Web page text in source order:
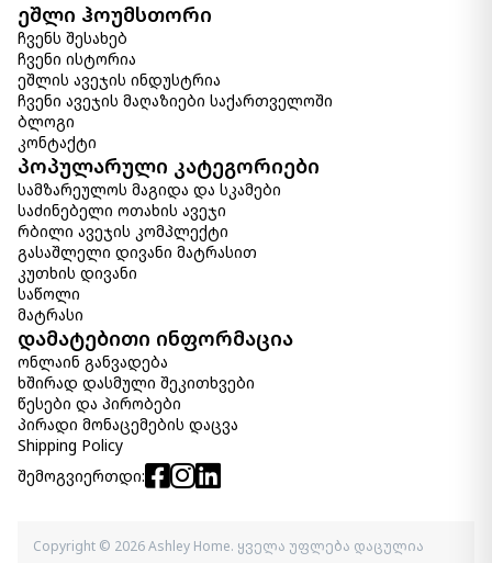
სურათი Winbrook
690.00 ₾
Item: A8000252
ფერი:
სურათი Breckin
ფერი: Blue/Gray/White
ეშლი ჰოუმსთორი
ჩვენს შესახებ
ჩვენი ისტორია
ეშლის ავეჯის ინდუსტრია
ჩვენი ავეჯის მაღაზიები საქართველოში
ბლოგი
კონტაქტი
პოპულარული კატეგორიები
სამზარეულოს მაგიდა და სკამები
საძინებელი ოთახის ავეჯი
რბილი ავეჯის კომპლექტი
გასაშლელი დივანი მატრასით
კუთხის დივანი
საწოლი
მატრასი
დამატებითი ინფორმაცია
ონლაინ განვადება
ხშირად დასმული შეკითხვები
წესები და პირობები
პირადი მონაცემების დაცვა
Shipping Policy
შემოგვიერთდი:
Copyright © 2026 Ashley Home. ყველა უფლება დაცულია